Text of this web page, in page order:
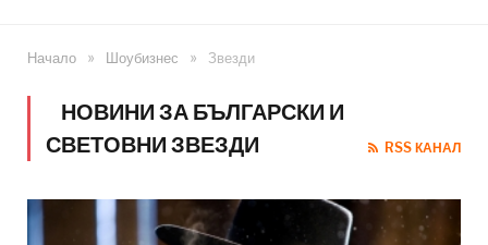
Начало » Шоубизнес » Звезди
НОВИНИ ЗА БЪЛГАРСКИ И
СВЕТОВНИ ЗВЕЗДИ
RSS КАНАЛ